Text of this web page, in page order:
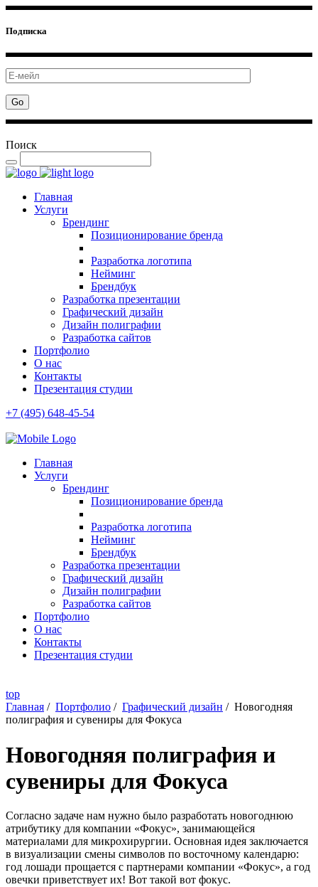
Подписка
Поиск
Главная
Услуги
Брендинг
Позиционирование бренда
Разработка логотипа
Нейминг
Брендбук
Разработка презентации
Графический дизайн
Дизайн полиграфии
Разработка сайтов
Портфолио
О нас
Контакты
Презентация студии
+7 (495) 648-45-54
Главная
Услуги
Брендинг
Позиционирование бренда
Разработка логотипа
Нейминг
Брендбук
Разработка презентации
Графический дизайн
Дизайн полиграфии
Разработка сайтов
Портфолио
О нас
Контакты
Презентация студии
top
Главная / Портфолио / Графический дизайн / Новогодняя
полиграфия и сувениры для Фокуса
Новогодняя полиграфия и
сувениры для Фокуса
Согласно задаче нам нужно было разработать новогоднюю
атрибутику для компании «Фокус», занимающейся
материалами для микрохирургии. Основная идея заключается
в визуализации смены символов по восточному календарю:
год лошади прощается с партнерами компании «Фокус», а год
овечки приветствует их! Вот такой вот фокус.